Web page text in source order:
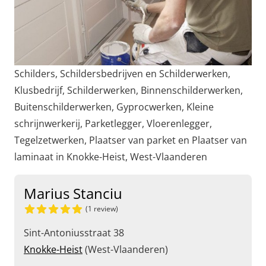
Schilders, Schildersbedrijven en Schilderwerken,
Klusbedrijf, Schilderwerken, Binnenschilderwerken,
Buitenschilderwerken, Gyprocwerken, Kleine
schrijnwerkerij, Parketlegger, Vloerenlegger,
Tegelzetwerken, Plaatser van parket en Plaatser van
laminaat in Knokke-Heist, West-Vlaanderen
Marius Stanciu
(1 review)
Sint-Antoniusstraat 38
Knokke-Heist(West-Vlaanderen)